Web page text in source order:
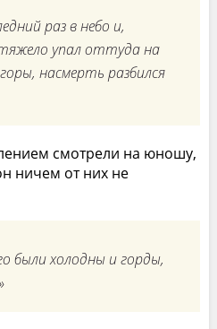
раз в небо и,
упал оттуда на
насмерть разбился
смотрели на юношу,
ничем от них не
были холодны и горды,